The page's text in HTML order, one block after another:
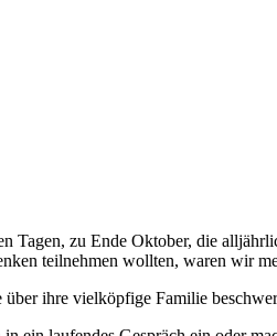
zu Ende Oktober, die
teilnehmen wollten, waren wir
ihre vielköpfige Familie